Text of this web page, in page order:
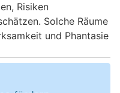
Risiken
Solche Räume
und Phantasie